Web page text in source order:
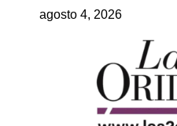
agosto 4, 2026